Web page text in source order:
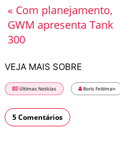
« Com planejamento,
GWM apresenta Tank
300
VEJA MAIS SOBRE
Últimas Notícias Boris Feldman
5 Comentários